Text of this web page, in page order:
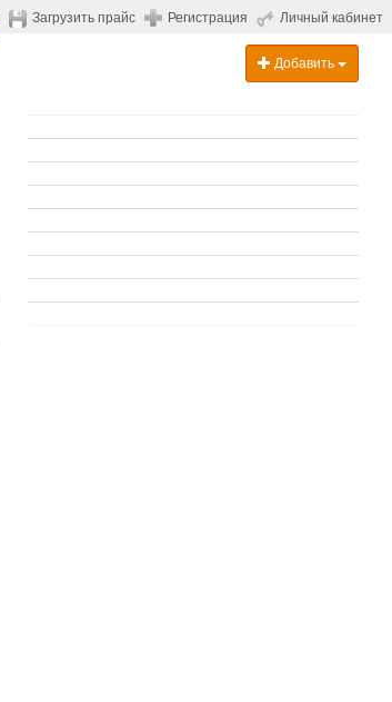
Загрузить прайс Регистрация Личный кабинет
Добавить